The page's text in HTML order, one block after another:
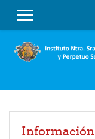
PANEL LATERAL